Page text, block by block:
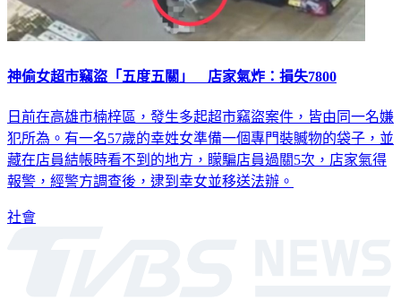
神偷女超市竊盜「五度五關」 店家氣炸：損失7800
日前在高雄市楠梓區，發生多起超市竊盜案件，皆由同一名嫌
犯所為。有一名57歲的幸姓女準備一個專門裝贓物的袋子，並
藏在店員結帳時看不到的地方，矇騙店員過關5次，店家氣得
報警，經警方調查後，逮到幸女並移送法辦。
社會